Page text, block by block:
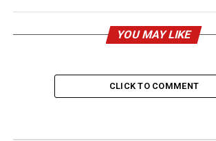
YOU MAY LIKE
CLICK TO COMMENT